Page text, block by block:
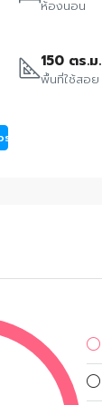
ห้องนอน
150 ตร.ม.
พื้นที่ใช้สอย